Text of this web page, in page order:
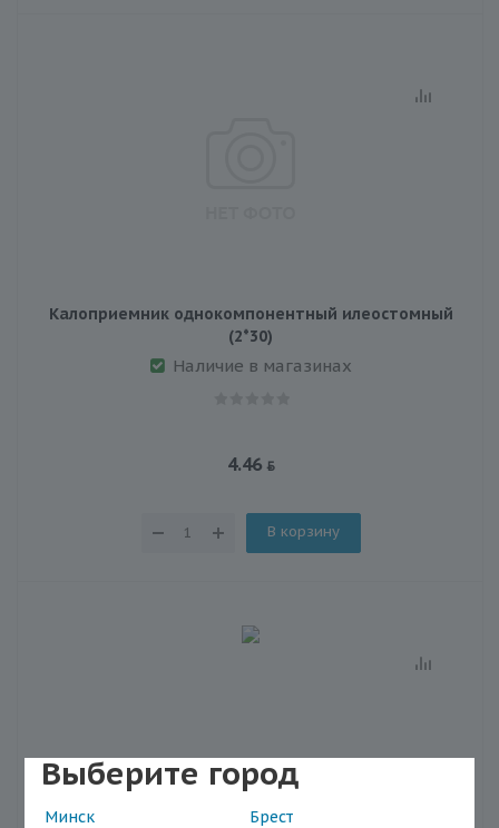
Выберите город
Минск
Брест
Калоприемник однокомпонентный илеостомный
(2*30)
Наличие в магазинах
4.46
В корзину